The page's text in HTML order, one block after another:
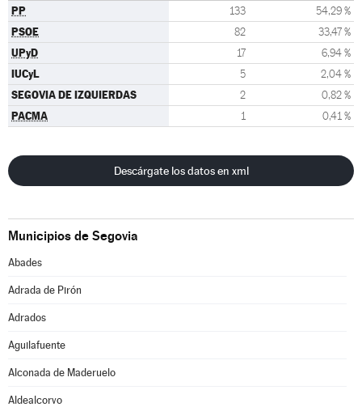
PP 133 54,29 %
PSOE 82 33,47 %
UPyD 17 6,94 %
IUCyL 5 2,04 %
SEGOVIA DE IZQUIERDAS 2 0,82 %
PACMA 1 0,41 %
Descárgate los datos en xml
Municipios de Segovia
Abades
Adrada de Pirón
Adrados
Aguilafuente
Alconada de Maderuelo
Aldealcorvo